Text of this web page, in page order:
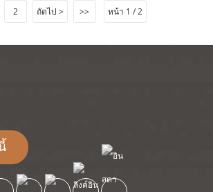
2 ถัดไป > >> หน้า 1 / 2